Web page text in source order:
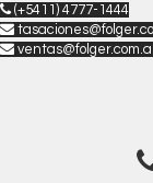
(+5411) 4777-1444